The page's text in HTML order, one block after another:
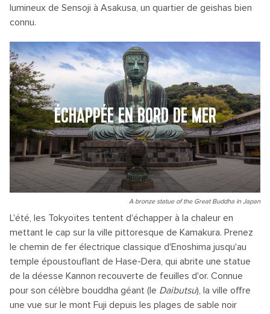
lumineux de Sensoji à Asakusa, un quartier de geishas bien
connu.
ÉCHAPPÉE EN BORD DE MER
A bronze statue of the Great Buddha in Japan
L'été, les Tokyoïtes tentent d'échapper à la chaleur en
mettant le cap sur la ville pittoresque de Kamakura. Prenez
le chemin de fer électrique classique d'Enoshima jusqu'au
temple époustouflant de Hase-Dera, qui abrite une statue
de la déesse Kannon recouverte de feuilles d'or. Connue
pour son célèbre bouddha géant (le Daibutsu), la ville offre
une vue sur le mont Fuji depuis les plages de sable noir